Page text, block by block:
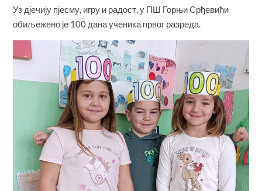
Уз дјечију пјесму, игру и радост, у ПШ Горњи Срђевићи
обиљежено је 100 дана ученика првог разреда.